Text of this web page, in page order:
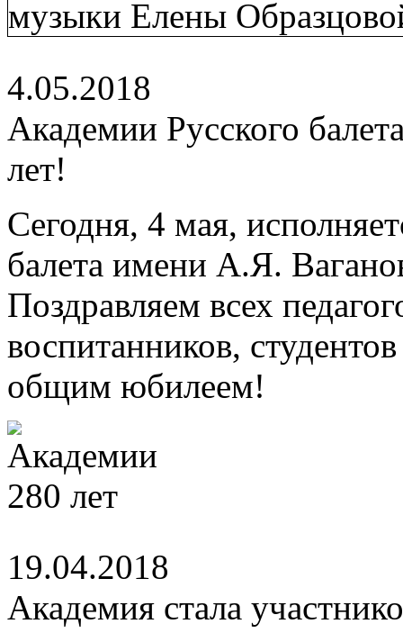
4.05.2018
Академии Русского
лет!
Сегодня, 4 мая,
балета имени А.Я.
Поздравляем всех
воспитанников,
общим юбилеем!
19.04.2018
Академия стала